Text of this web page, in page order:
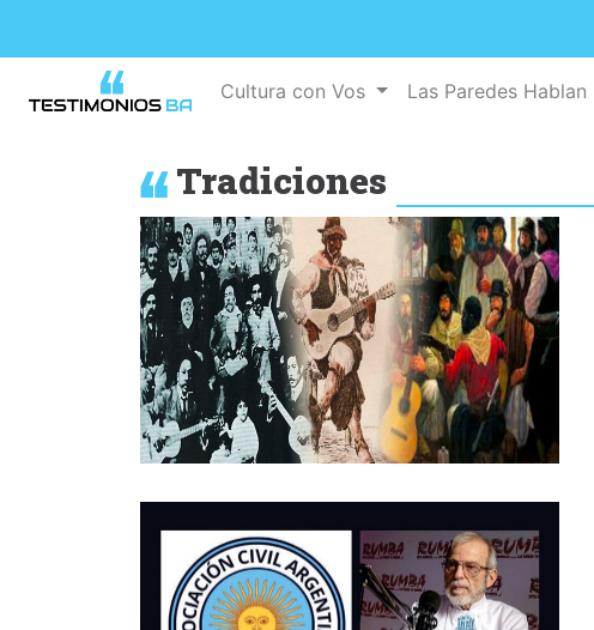
Cultura con Vos Las Paredes Hablan
Tradiciones